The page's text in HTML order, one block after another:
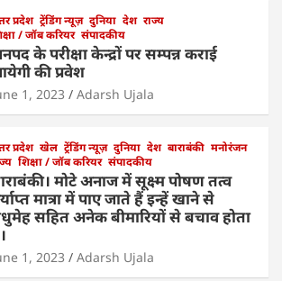
er e
dI
n
l e
प्रदेश ट्रेंडिंग न्यूज़ दुनिया देश राज्य
/ जॉब करियर संपादकीय
के परीक्षा केन्द्रों पर सम्पन्न कराई
की प्रवेश
1, 2023 Adarsh Ujala
प्रदेश खेल ट्रेंडिंग न्यूज़ दुनिया देश बाराबंकी मनोरंजन
शिक्षा / जॉब करियर संपादकीय
मोटे अनाज में सूक्ष्म पोषण तत्व
मात्रा में पाए जाते हैं इन्हें खाने से
सहित अनेक बीमारियों से बचाव होता
1, 2023 Adarsh Ujala